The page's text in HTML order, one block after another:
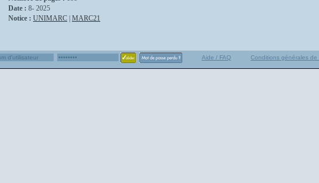
Date : 8- 2025
Notice : UNIMARC MARC21
Aide / FAQ Conditions générales de